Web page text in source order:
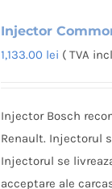
Injector
1,133.00 lei ( TVA
Injector Bosch
Renault. Injectorul
Injectorul se
acceptare ale